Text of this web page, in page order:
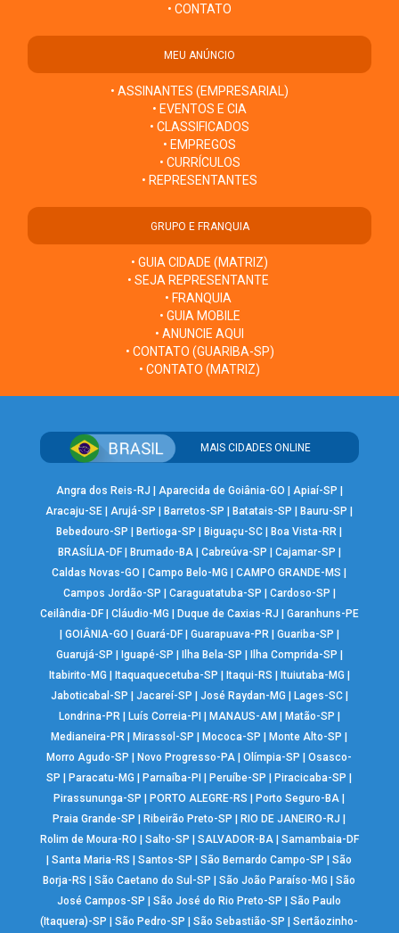
• CONTATO
MEU ANÚNCIO
• ASSINANTES (EMPRESARIAL)
• EVENTOS E CIA
• CLASSIFICADOS
• EMPREGOS
• CURRÍCULOS
• REPRESENTANTES
GRUPO E FRANQUIA
• GUIA CIDADE (MATRIZ)
• SEJA REPRESENTANTE
• FRANQUIA
• GUIA MOBILE
• ANUNCIE AQUI
• CONTATO (GUARIBA-SP)
• CONTATO (MATRIZ)
MAIS CIDADES ONLINE
Angra dos Reis-RJ Aparecida de Goiânia-GO Apiaí-SP
Aracaju-SE |Arujá-SP Barretos-SP Batatais-SP Bauru-SP
Bebedouro-SP
Bertioga-SP Biguaçu-SC Boa Vista-RR
BRASÍLIA-DF| Brumado-BA| Cabreúva-SP Cajamar-SP
Caldas Novas-GO
|Campo Belo-MG |CAMPO GRANDE-MS
Campos Jordão-SP
Caraguatatuba-SP Cardoso-SP
Ceilândia-DF| Cláudio-MG Duque de Caxias-RJ
Garanhuns-PE
GOIÂNIA-GO Guará-DF| Guarapuava-PR| Guariba-SP
Guarujá-SP
Iguapé-SP Ilha Bela-SP Ilha Comprida-SP
Itabirito-MG
Itaquaquecetuba-SP Itaqui-RS Ituiutaba-MG
Jaboticabal-SP
Jacareí-SP José Raydan-MG Lages-SC|
Londrina-PR| Luís Correia-PI MANAUS-AM Matão-SP
Medianeira-PR
Mirassol-SP Mococa-SP Monte Alto-SP
Morro Agudo-SP
Novo Progresso-PA |Olímpia-SP |Osasco-
SP
Paracatu-MG Parnaíba-PI Peruíbe-SP Piracicaba-SP
Pirassununga-SP
PORTO ALEGRE-RS Porto Seguro-BA
Praia Grande-SP
Ribeirão Preto-SP RIO DE JANEIRO-RJ
Rolim de Moura-RO
Salto-SP SALVADOR-BA| Samambaia-DF
|Santa Maria-RS |Santos-SP |São Bernardo Campo-SP |São
Borja-RS
|São Caetano do Sul-SP |São João Paraíso-MG |São
José Campos-SP
|São José do Rio Preto-SP |São Paulo
(Itaquera)-SP
|São Pedro-SP |São Sebastião-SP |Sertãozinho-